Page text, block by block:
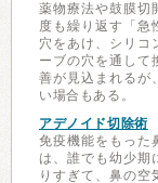
薬物療法や鼓膜切
度も繰り返す「急
穴をあけ、シリコ
ーブの穴を通して
善が見込まれるが
い場合もある。
アデノイド切除術
免疫機能をもった
は、誰でも幼少期
りすぎて、鼻の空